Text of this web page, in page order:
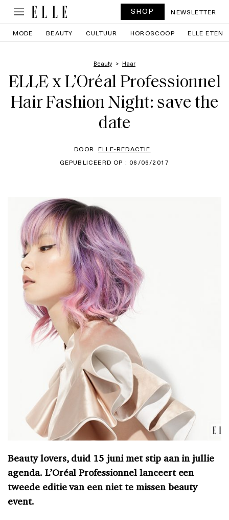
SHOP NEWSLETTER
MODE BEAUTY CULTUUR HOROSCOOP ELLE ETEN
Beauty Haar
ELLE x L’Oréal Professionnel
Hair Fashion Night: save the
date
DOOR ELLE-REDACTIE
GEPUBLICEERD OP : 06/06/2017
Beauty lovers, duid 15 juni met stip aan in jullie
agenda. L’Oréal Professionnel lanceert een
tweede editie van een niet te missen beauty
event.